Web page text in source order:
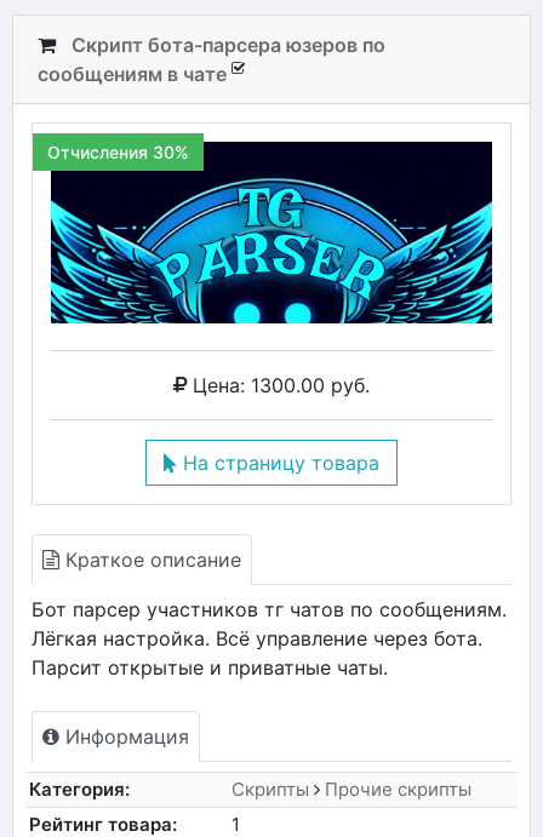
Скрипт бота-парсера юзеров по
сообщениям в чате
Отчисления 30%
Цена: 1300.00 руб.
На страницу товара
Краткое описание
Бот парсер участников тг чатов по сообщениям.
Лёгкая настройка. Всё управление через бота.
Парсит открытые и приватные чаты.
Информация
Категория: Скрипты
Прочие скрипты
Рейтинг товара:
1